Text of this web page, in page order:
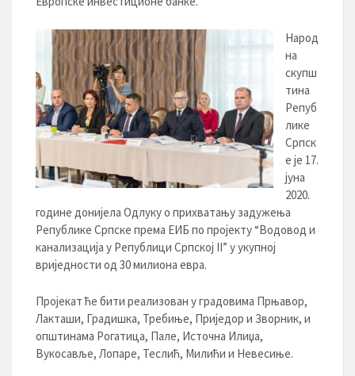
Народ
на
скупш
тина
Репуб
лике
Српск
е је 17.
јуна
2020.
године донијела Одлуку о прихватању задужења
Републике Српске према ЕИБ по пројекту “Водовод и
канализација у Републици Српској II” у укупној
вриједности од 30 милиона евра.
Пројекат ће бити реализован у градовима Прњавор,
Лакташи, Градишка, Требиње, Приједор и Зворник, и
општинама Рогатица, Пале, Источна Илиџа,
Вукосавље, Лопаре, Теслић, Милићи и Невесиње.